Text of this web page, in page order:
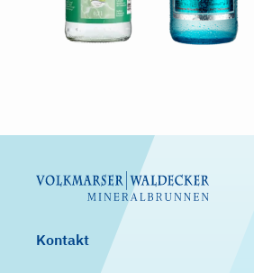
Kontakt